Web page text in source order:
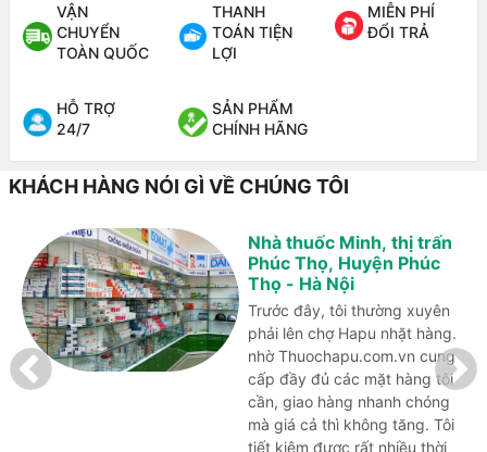
VẬN
CHUYỂN
TOÀN QUỐC
THANH
TOÁN TIỆN
LỢI
MIỄN PHÍ
ĐỔI TRẢ
HỖ TRỢ
24/7
SẢN PHẨM
CHÍNH HÃNG
KHÁCH HÀNG NÓI GÌ VỀ CHÚNG TÔI
Nhà thuốc Minh, thị trấn
Phúc Thọ, Huyện Phúc
Thọ - Hà Nội
Trước đây, tôi thường xuyên
phải lên chợ Hapu nhặt hàng.
nhờ Thuochapu.com.vn cung
cấp đầy đủ các mặt hàng tôi
cần, giao hàng nhanh chóng
mà giá cả thì không tăng. Tôi
tiết kiệm được rất nhiều thời